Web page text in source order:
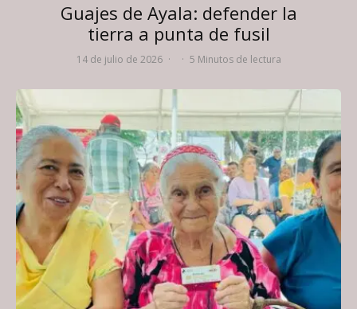
Guajes de Ayala: defender la
tierra a punta de fusil
14 de julio de 2026 · · 5 Minutos de lectura